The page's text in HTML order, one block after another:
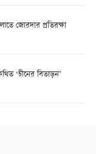
জোরদার প্রতিরক্ষা
‘চীনের বিতাড়ন’